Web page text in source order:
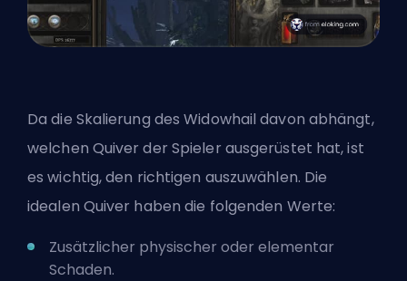
Da die Skalierung des Widowhail davon abhängt,
welchen Quiver der Spieler ausgerüstet hat, ist
es wichtig, den richtigen auszuwählen. Die
idealen Quiver haben die folgenden Werte:
Zusätzlicher physischer oder elementar
Schaden.